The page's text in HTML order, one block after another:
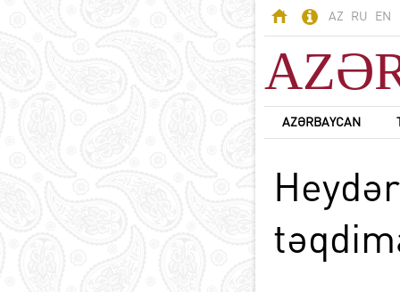
AZ RU EN
AZƏRBAYCAN
Odlar Yurdu -
Azərbaycan
Əhali
AZƏRBAYCAN